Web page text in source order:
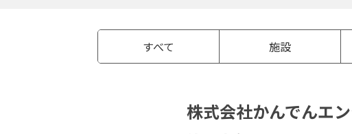
すべて 施設
株式会社かんでんエ